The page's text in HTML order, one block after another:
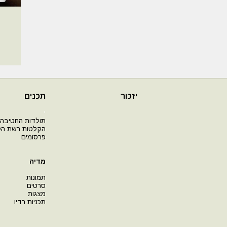
יזכור תכנים
י
תולדות החטיבה
הקלטות רשת
פרסומים
מדיה
תמונות
סרטים
מצגות
תכניות רדיו